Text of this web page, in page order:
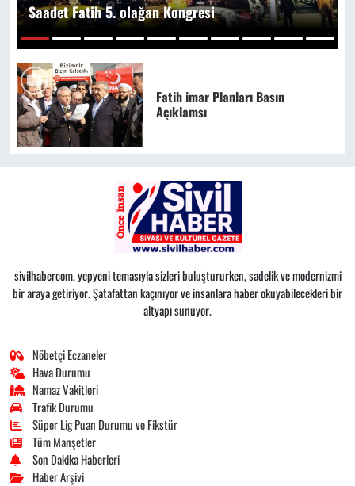
Saadet Fatih 5. olağan Kongresi
1 2 3 4 5 6 7 8 9 10
Fatih imar Planları Basın
Açıklamsı
sivilhabercom, yepyeni temasıyla sizleri buluştururken, sadelik ve modernizmi
bir araya getiriyor. Şatafattan kaçınıyor ve insanlara haber okuyabilecekleri bir
altyapı sunuyor.
Nöbetçi Eczaneler
Hava Durumu
Namaz Vakitleri
Trafik Durumu
Süper Lig Puan Durumu ve Fikstür
Tüm Manşetler
Son Dakika Haberleri
Haber Arşivi